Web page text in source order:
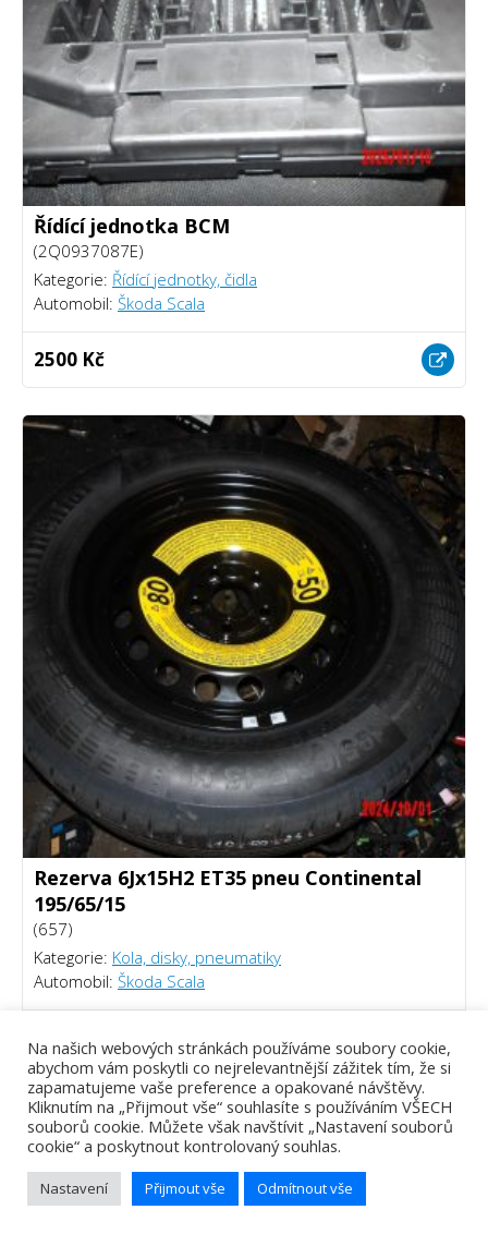
Řídící jednotka BCM
(2Q0937087E)
Kategorie: Řídící jednotky, čidla
Automobil: Škoda Scala
2500 Kč
Rezerva 6Jx15H2 ET35 pneu Continental
195/65/15
(657)
Kategorie: Kola, disky, pneumatiky
Automobil: Škoda Scala
1000 Kč
Tomáš Piálek - Webový vývojář
Na našich webových stránkách používáme soubory cookie,
abychom vám poskytli co nejrelevantnější zážitek tím, že si
zapamatujeme vaše preference a opakované návštěvy.
Kliknutím na „Přijmout vše“ souhlasíte s používáním VŠECH
souborů cookie. Můžete však navštívit „Nastavení souborů
cookie“ a poskytnout kontrolovaný souhlas.
Nastavení Přijmout vše Odmítnout vše